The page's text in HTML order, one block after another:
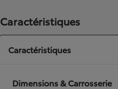
Caractéristiques
Caractéristiques
Dimensions & Carrosserie